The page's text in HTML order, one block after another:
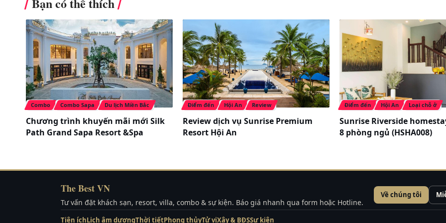
Quy trình mua vé nhà xe Thiên Trường đi Vĩnh Yên (Vĩnh Phúc) từ Hà Nội
Combo Combo Sapa Du lịch Miền Bắc
Chương trình khuyến mãi mới Silk
Path Grand Sapa Resort &Spa
Điểm đến Hội An Review
Review dịch vụ Sunrise Premium
Resort Hội An
Điểm đến Hội An Loại chỗ ở
Sunrise Riverside
8 phòng ngủ (HSHA008)
The Best VN
Tư vấn đặt khách sạn, resort, villa, combo & sự kiện. Báo giá nhanh qua form hoặc Hotline.
Về chúng tôi
Tiện íchLịch âm dươngThời tiếtPhong thủyTử viXây & BĐSSự kiện